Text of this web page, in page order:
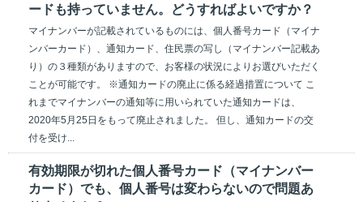
ードも持っていません。どうすればよいですか？
マイナンバーが記載されているものには、個人番号カード（マイナ
ンバーカード）、通知カード、住民票の写し（マイナンバー記載あ
り）の３種類がありますので、お客様の状況によりお選びいただく
ことが可能です。 ※通知カードの廃止に係る経過措置について こ
れまでマイナンバーの通知等に用いられていた通知カードは、
2020年5月25日をもって廃止されました。 但し、通知カードの交
付を受け...
有効期限が切れた個人番号カード（マイナンバー
カード）でも、個人番号は変わらないので問題あ